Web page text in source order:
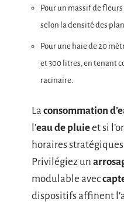
Pour un massif de fleurs
selon la densité des
Pour une haie de 20
et 300 litres, en tenant
racinaire.
La consommation
l’eau de pluieet si
horaires
Privilégiez un
modulable avec
dispositifs affinent